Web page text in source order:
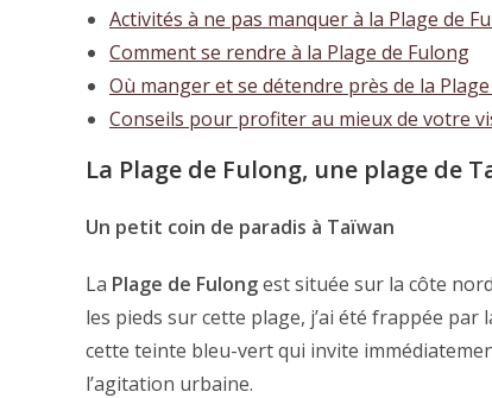
Activités à ne pas manquer à la Plage de
Comment se rendre à la Plage de Fulong
Où manger et se détendre près de la
Conseils pour profiter au mieux de votre
La Plage de Fulong, une plage de
Un petit coin de paradis à Taïwan
La Plage de Fulongest située sur la côte
les pieds sur cette plage, j’ai été frappée
cette teinte bleu-vert qui invite
l’agitation urbaine.